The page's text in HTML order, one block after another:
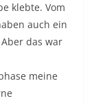
klebte. Vom
auch ein
das war
meine